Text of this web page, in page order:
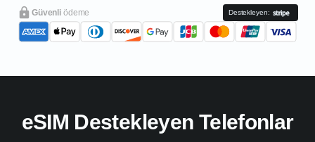
Güvenli ödeme Destekleyen:
eSIM Destekleyen Telefonlar